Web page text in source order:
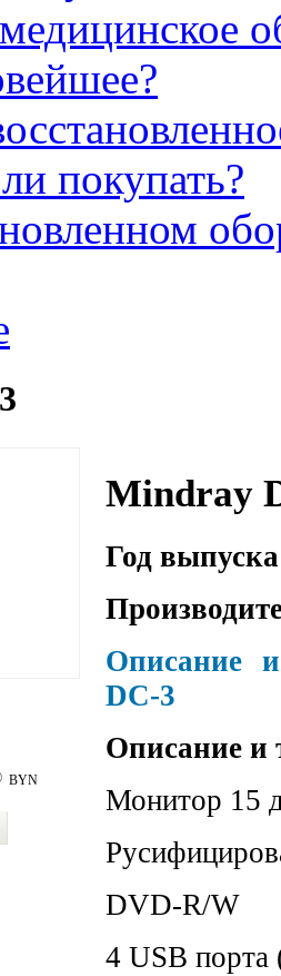
покупать?
BYN
Mindray
Год
Описание
DC-3
Описание и
Монитор 15
DVD-R/W
4 USB порта